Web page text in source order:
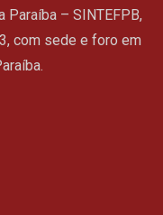
Paraíba – SINTEFPB,
com sede e foro em